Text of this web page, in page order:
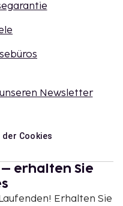
Newsletter
der Cookies
erhalten Sie
Erhalten Sie